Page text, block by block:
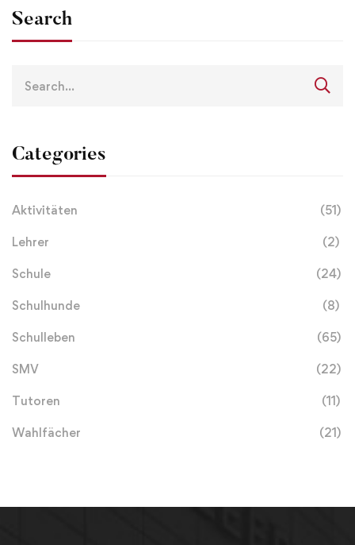
Search
Categories
Aktivitäten (51)
Lehrer (2)
Schule (24)
Schulhunde (8)
Schulleben (65)
SMV (22)
Tutoren (11)
Wahlfächer (21)